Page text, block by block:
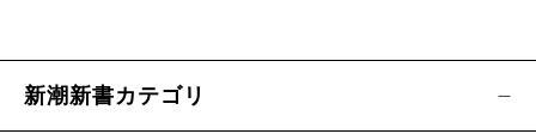
新潮新書カテゴリ